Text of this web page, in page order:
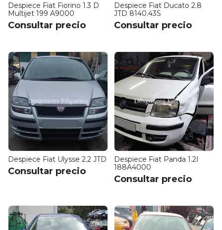
Despiece Fiat Fiorino 1.3 D
Multijet 199 A9000
Consultar precio
Despiece Fiat Ducato 2.8
JTD 8140.43S
Consultar precio
Despiece Fiat Ulysse 2.2 JTD
Consultar precio
Despiece Fiat Panda 1.2I
188A4000
Consultar precio